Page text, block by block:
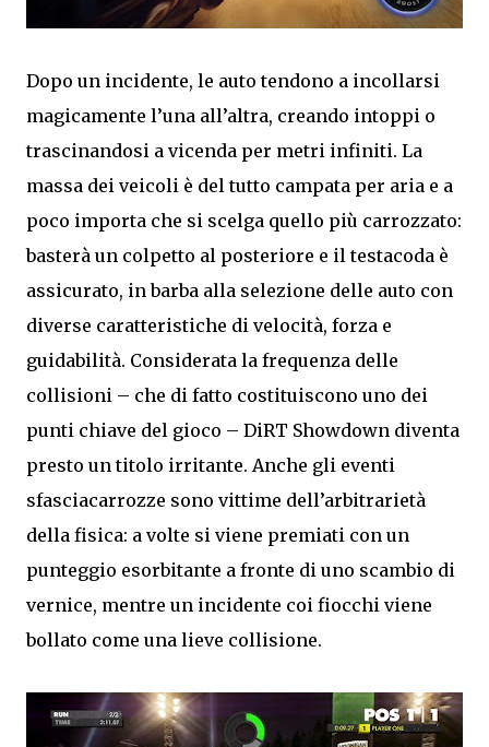
Dopo un incidente, le auto tendono a incollarsi
magicamente l’una all’altra, creando intoppi o
trascinandosi a vicenda per metri infiniti. La
massa dei veicoli è del tutto campata per aria e a
poco importa che si scelga quello più carrozzato:
basterà un colpetto al posteriore e il testacoda è
assicurato, in barba alla selezione delle auto con
diverse caratteristiche di velocità, forza e
guidabilità. Considerata la frequenza delle
collisioni – che di fatto costituiscono uno dei
punti chiave del gioco – DiRT Showdown diventa
presto un titolo irritante. Anche gli eventi
sfasciacarrozze sono vittime dell’arbitrarietà
della fisica: a volte si viene premiati con un
punteggio esorbitante a fronte di uno scambio di
vernice, mentre un incidente coi fiocchi viene
bollato come una lieve collisione.